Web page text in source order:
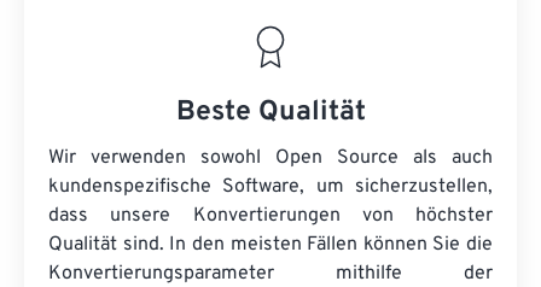
Beste Qualität
Wir verwenden sowohl Open Source als auch
kundenspezifische Software, um sicherzustellen,
dass unsere Konvertierungen von höchster
Qualität sind. In den meisten Fällen können Sie die
Konvertierungsparameter mithilfe der